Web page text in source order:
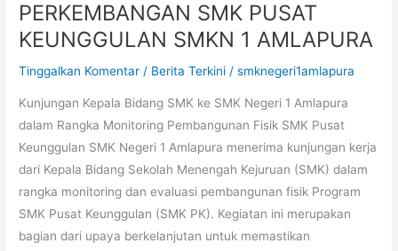
PERKEMBANGAN SMK PUSAT
KEUNGGULAN SMKN 1 AMLAPURA
Tinggalkan Komentar / Berita Terkini /smknegeri1amlapura
Kunjungan Kepala Bidang SMK ke SMK Negeri 1 Amlapura
dalam Rangka Monitoring Pembangunan Fisik SMK Pusat
Keunggulan SMK Negeri 1 Amlapura menerima kunjungan kerja
dari Kepala Bidang Sekolah Menengah Kejuruan (SMK) dalam
rangka monitoring dan evaluasi pembangunan fisik Program
SMK Pusat Keunggulan (SMK PK). Kegiatan ini merupakan
bagian dari upaya berkelanjutan untuk memastikan
KABID
PADA
PERKEMBANGAN